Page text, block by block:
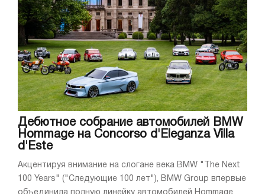
Дебютное собрание автомобилей BMW
Hommage на Concorso d'Eleganza Villa
d'Este
Акцентируя внимание на слогане века BMW "The Next
100 Years" ("Следующие 100 лет"), BMW Group впервые